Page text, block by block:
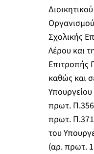
Σχολικής
Λέρου και
Επιτροπής
καθώς και
πρωτ.
πρωτ.
του
(αρ. πρωτ.